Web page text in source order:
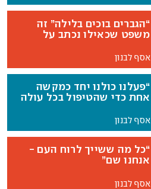
“הגברים בוכים בלילה” זה
משפט שכאילו נכתב על
אסף לבנון
“פעלנו כולנו יחד כמקשה
אחת כדי שהטיפול בכל עולה
אסף לבנון
“כל מה ששייך לרוח העם -
אנחנו שם”
אסף לבנון